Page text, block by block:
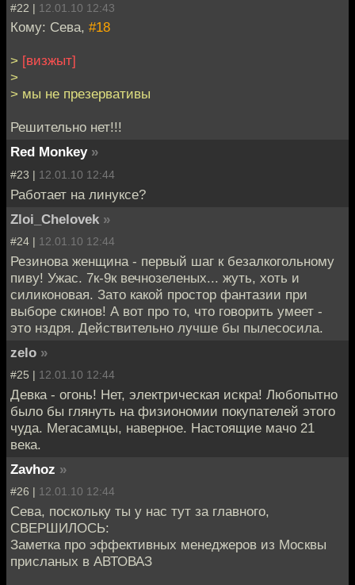
#22 | 12.01.10 12:43
Кому: Сева, #18
> [визжыт]
>
> мы не презервативы
Решительно нет!!!
Red Monkey »
#23 | 12.01.10 12:44
Работает на линуксе?
Zloi_Chelovek »
#24 | 12.01.10 12:44
Резинова женщина - первый шаг к безалкогольному
пиву! Ужас. 7к-9к вечнозеленых... жуть, хоть и
силиконовая. Зато какой простор фантазии при
выборе скинов! А вот про то, что говорить умеет -
это нздря. Действительно лучше бы пылесосила.
zelo »
#25 | 12.01.10 12:44
Девка - огонь! Нет, электрическая искра! Любопытно
было бы глянуть на физиономии покупателей этого
чуда. Мегасамцы, наверное. Настоящие мачо 21
века.
Zavhoz »
#26 | 12.01.10 12:44
Сева, поскольку ты у нас тут за главного,
СВЕРШИЛОСЬ:
Заметка про эффективных менеджеров из Москвы
присланых в АВТОВАЗ